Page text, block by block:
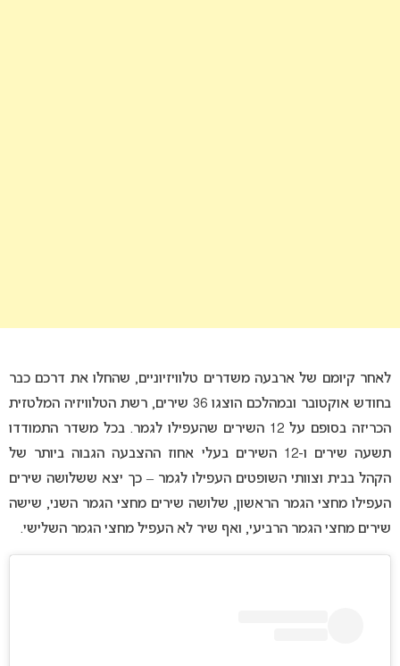
לאחר קיומם של ארבעה משדרים טלוויזיוניים, שהחלו את דרכם כבר
בחודש אוקטובר ובמהלכם הוצגו 36 שירים, רשת הטלוויזיה המלטזית
הכריזה בסופם על 12 השירים שהעפילו לגמר. בכל משדר התמודדו
תשעה שירים ו-12 השירים בעלי אחוז ההצבעה הגבוה ביותר של
הקהל בבית וצוותי השופטים העפילו לגמר – כך יצא ששלושה שירים
העפילו מחצי הגמר הראשון, שלושה שירים מחצי הגמר השני, שישה
שירים מחצי הגמר הרביעי, ואף שיר לא העפיל מחצי הגמר השלישי.